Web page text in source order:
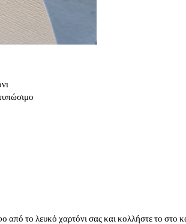
από το λευκό χαρτόνι σας και κολλήστε το στο